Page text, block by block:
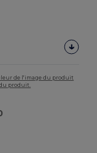
de l'image du produit
produit.